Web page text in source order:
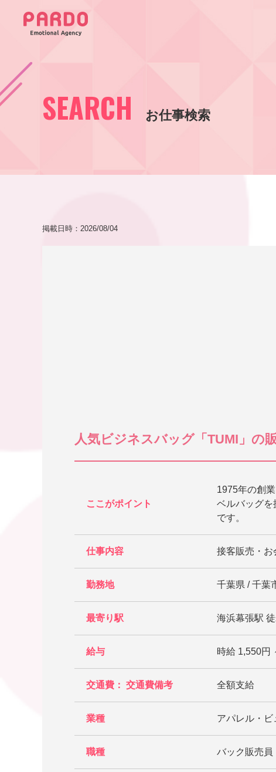
SEARCH お仕事検索
掲載日時：2026/08/04
人気ビジネスバッグ「TUMI」の
ここがポイント
1975年の創
ベルバッグを
です。
仕事内容 接客販売・お
勤務地 千葉県 / 千葉
最寄り駅 海浜幕張駅
給与 時給 1,550円
交通費： 交通費備考 全額支給
業種 アパレル・ビ
職種 バック販売員